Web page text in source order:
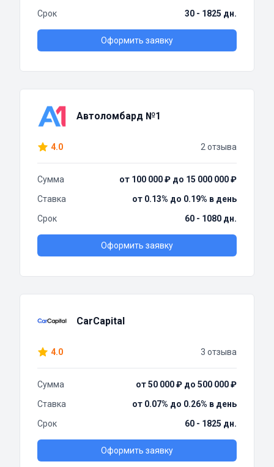
Срок
30 - 1825 дн.
Оформить заявку
Автоломбард №1
4.0 2 отзыва
Сумма
от 100 000 ₽ до 15 000 000 ₽
Ставка
от 0.13% до 0.19% в день
Срок
60 - 1080 дн.
Оформить заявку
CarCapital
4.0 3 отзыва
Сумма
от 50 000 ₽ до 500 000 ₽
Ставка
от 0.07% до 0.26% в день
Срок
60 - 1825 дн.
Оформить заявку